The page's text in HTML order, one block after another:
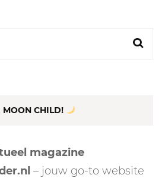
MOON CHILD!
magazine
– jouw go-to website